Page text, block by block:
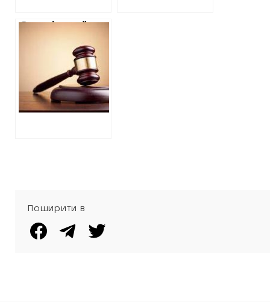
Став відомий
старості села в
Ізюмському
районі у владі
окупантів
Поширити в